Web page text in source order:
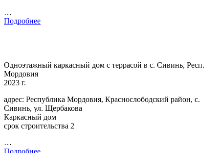
…
Подробнее
Одноэтажный каркасный дом с террасой в с. Сивинь, Респ.
Мордовия
2023 г.
адрес: Республика Мордовия, Краснослободский район, с.
Сивинь, ул. Щербакова
Каркасный дом
срок строительства 2
…
Подробнее